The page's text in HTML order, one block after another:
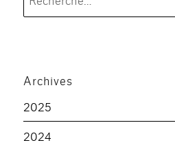
Archives
2025
2024